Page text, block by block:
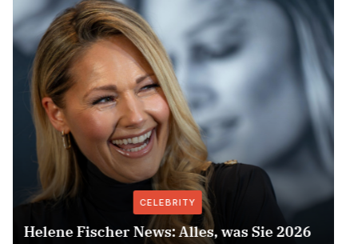
CELEBRITY
Herbert Grönemeyer Zeit Dass Sich